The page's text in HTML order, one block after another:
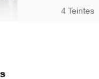
4 Teintes